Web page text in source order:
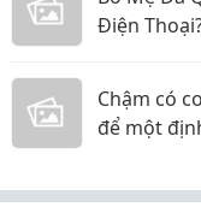
Điện
Chậm có
để một